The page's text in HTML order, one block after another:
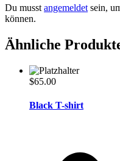
Du musst angemeldet sein,
können.
Ähnliche
$65.00
Black T-shirt